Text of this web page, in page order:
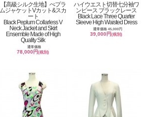
【高級シルク生地】ぺプラ
ムジャケットVカット&スカ
ート
Black Peplum Collarless V
Neck Jacket and Skirt
Ensemble Made of High
Quality Silk
通常価格
78,000円(税別)
ハイウエスト切替七分袖ワ
ンピース ブラックレース
Black Lace Three Quarter
Sleeve High Waisted Dress
通常価格 45,000円
39,000円(税別)